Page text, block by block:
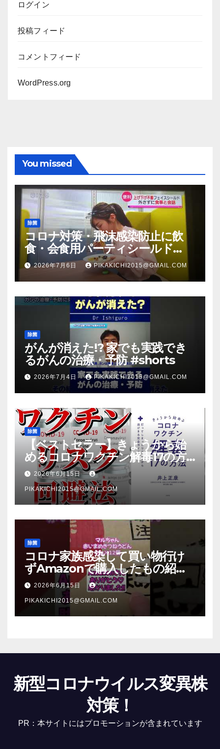
ログイン
投稿フィード
コメントフィード
WordPress.org
You missed
除菌
コロナ対策・飛沫感染防止に飲
食・会食用パーティシールド
（マスク会食代替品）ＦＢＣ福井
放送のＴＶ番組での紹介映像
2026年7月6日 PIKAKICHI2015@GMAIL.COM
除菌
がんが消えた!? 家でも実践でき
るがんの治療・予防 #shorts
2026年7月4日 PIKAKICHI2015@GMAIL.COM
除菌
【ベストセラー】きょうから始
めるコロナワクチン解毒17の方
法【本要約】
2026年6月15日
PIKAKICHI2015@GMAIL.COM
除菌
コロナ家族感染して買い物行け
ずAmazonで購入したもの紹
介 #Shorts
2026年6月15日
PIKAKICHI2015@GMAIL.COM
新型コロナウイルス変異株
対策！
PR：本サイトにはプロモーションが含まれています